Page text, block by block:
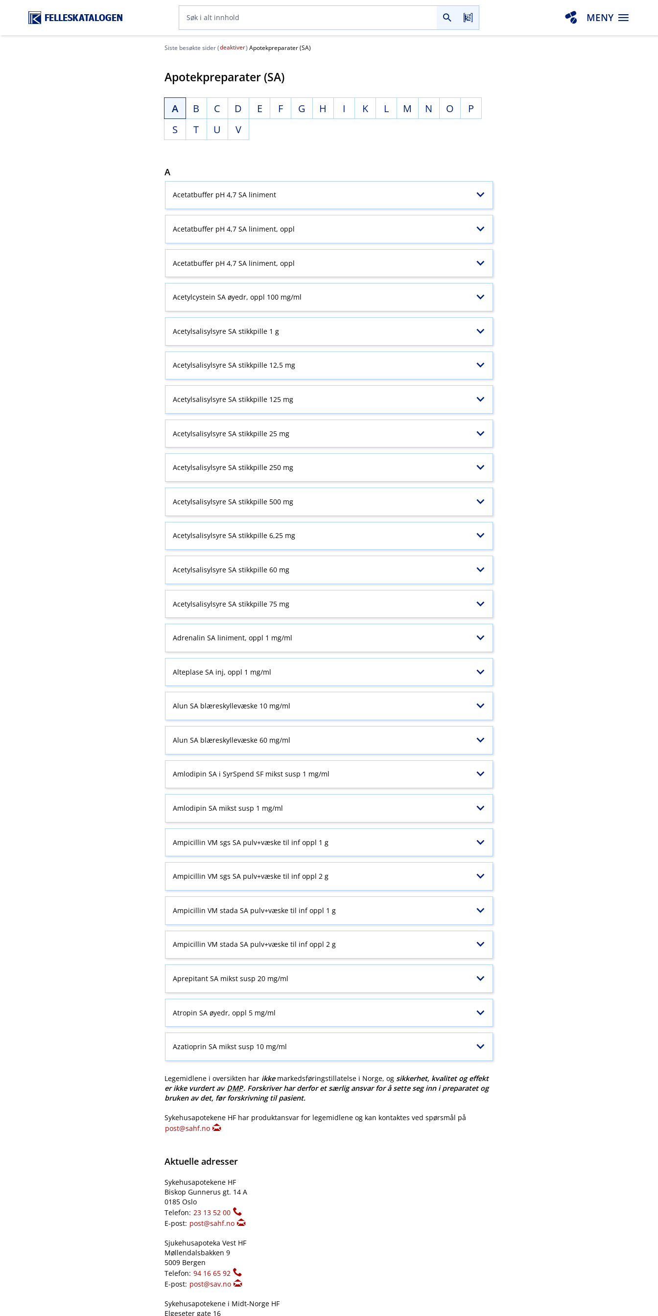
FELLESKATALOGEN MENY
Siste besøkte sider (deaktiver) Apotekpreparater (SA)
Apotekpreparater (SA)
A B C D E F G H I K L M N O
P
S
T U V
A
Acetatbuffer pH 4,7 SA liniment
Acetatbuffer pH 4,7 SA liniment, oppl
Acetatbuffer pH 4,7 SA liniment, oppl
Acetylcystein SA øyedr, oppl 100 mg/ml
Acetylsalisylsyre SA stikkpille 1 g
Acetylsalisylsyre SA stikkpille 12,5 mg
Acetylsalisylsyre SA stikkpille 125 mg
Acetylsalisylsyre SA stikkpille 25 mg
Acetylsalisylsyre SA stikkpille 250 mg
Acetylsalisylsyre SA stikkpille 500 mg
Acetylsalisylsyre SA stikkpille 6,25 mg
Acetylsalisylsyre SA stikkpille 60 mg
Acetylsalisylsyre SA stikkpille 75 mg
Adrenalin SA liniment, oppl 1 mg/ml
Alteplase SA inj, oppl 1 mg/ml
Alun SA blæreskyllevæske 10 mg/ml
Alun SA blæreskyllevæske 60 mg/ml
Amlodipin SA i SyrSpend SF mikst susp 1 mg/ml
Amlodipin SA mikst susp 1 mg/ml
Ampicillin VM sgs SA pulv+væske til inf oppl 1 g
Ampicillin VM sgs SA pulv+væske til inf oppl 2 g
Ampicillin VM stada SA pulv+væske til inf oppl 1 g
Ampicillin VM stada SA pulv+væske til inf oppl 2 g
Aprepitant SA mikst susp 20 mg/ml
Atropin SA øyedr, oppl 5 mg/ml
Azatioprin SA mikst susp 10 mg/ml
Legemidlene i oversikten har ikkemarkedsføringstillatelse i Norge, ogsikkerhet, kvalitet og effekt
er ikke vurdert av DMP. Forskriver har derfor et særlig ansvar for å sette seg inn i preparatet og
bruken av det, før forskrivning til pasient.
Sykehusapotekene HF har produktansvar for legemidlene og kan kontaktes ved spørsmål på
post@sahf.no
Aktuelle adresser
Sykehusapotekene HF
Biskop Gunnerus gt. 14 A
0185 Oslo
Telefon: 23 13 52 00
E-post: post@sahf.no
Sjukehusapoteka Vest HF
Møllendalsbakken 9
5009 Bergen
Telefon: 94 16 65 92
E-post: post@sav.no
Sykehusapotekene i Midt-Norge HF
Elgeseter gate 16